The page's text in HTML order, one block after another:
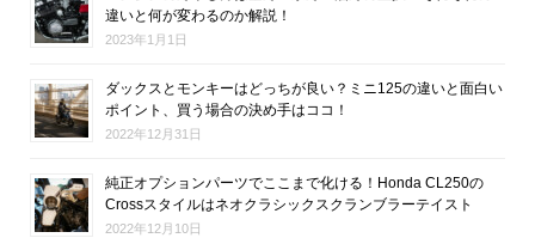
違いと何が変わるのか解説！
2023年1月1日
ダックスとモンキーはどっちが良い？ミニ125の違いと面白い
ポイント、買う場合の決め手はココ！
2022年12月31日
純正オプションパーツでここまで化ける！Honda CL250の
Crossスタイルはネオクラシックスクランブラーテイスト
2022年12月10日